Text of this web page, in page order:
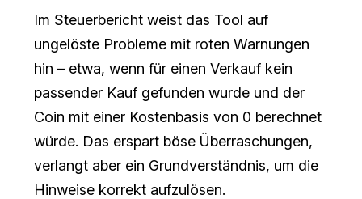
Im Steuerbericht weist das Tool auf
ungelöste Probleme mit roten Warnungen
hin – etwa, wenn für einen Verkauf kein
passender Kauf gefunden wurde und der
Coin mit einer Kostenbasis von 0 berechnet
würde. Das erspart böse Überraschungen,
verlangt aber ein Grundverständnis, um die
Hinweise korrekt aufzulösen.